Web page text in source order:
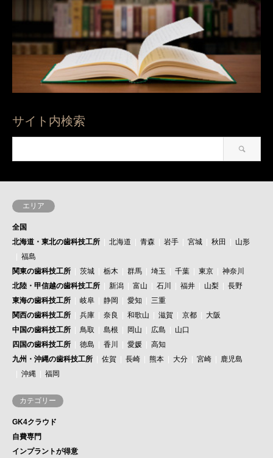
サイト内検索
エリア
全国
北海道・東北の歯科技工所
北海道 青森 岩手 宮城 秋田
山形
福島
関東の歯科技工所
茨城 栃木 群馬 埼玉 千葉 東京
神奈川
北陸・甲信越の歯科技工所
新潟 富山 石川 福井 山梨
長野
東海の歯科技工所
岐阜 静岡 愛知
三重
関西の歯科技工所
兵庫 奈良 和歌山 滋賀 京都
大阪
中国の歯科技工所
鳥取 島根 岡山 広島
山口
四国の歯科技工所
徳島 香川 愛媛
高知
九州・沖縄の歯科技工所
佐賀 長崎 熊本 大分 宮崎
鹿児島
沖縄
福岡
カテゴリー
GK4クラウド
自費専門
インプラントが得意